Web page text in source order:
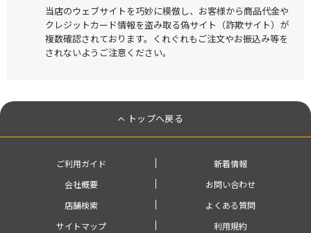
当店のウェブサイトを巧妙に模倣し、お客様から商品代金や
クレジットカード情報を盗み取る偽サイト（詐欺サイト）が
複数確認されております。くれぐれもご注文やお振込み等を
されないようご注意ください。
トップへ戻る
ご利用ガイド
新着情報
会社概要
お問い合わせ
店舗検索
よくある質問
サイトマップ
利用規約